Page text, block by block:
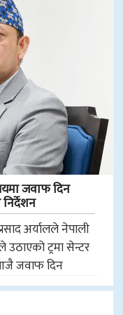
जवाफ दिन
अर्यालले नेपाली
उठाएको ट्रमा सेन्टर
जवाफ दिन